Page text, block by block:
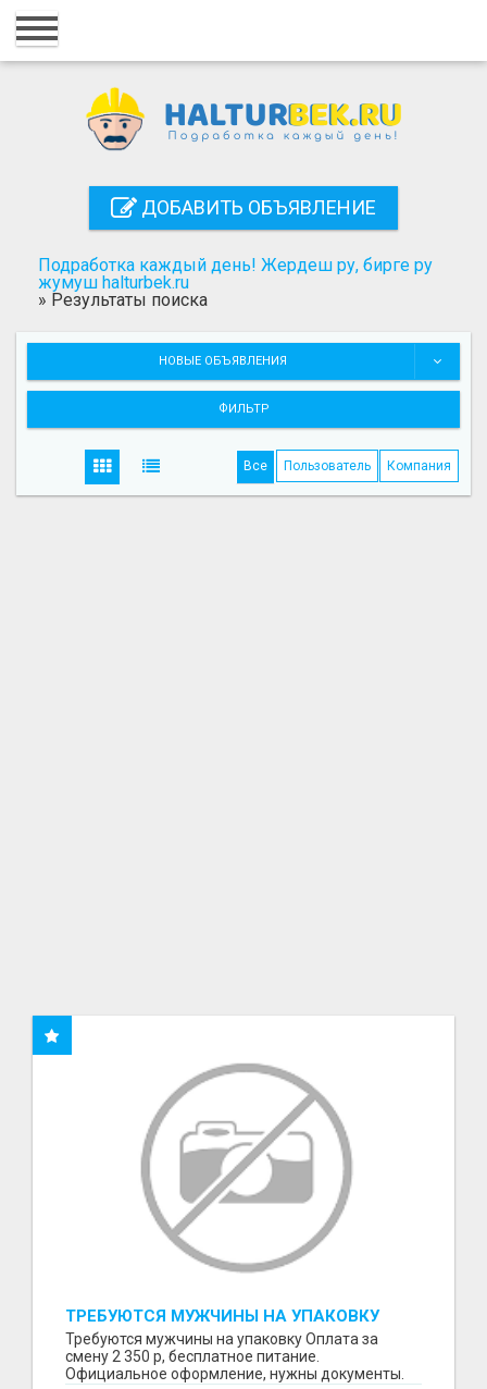
Главная
Регистрация
Поиск
ДОБАВИТЬ ОБЪЯВЛЕНИЕ
Подработка каждый день! Жердеш ру, бирге ру
жумуш halturbek.ru
» Результаты поиска
НОВЫЕ ОБЪЯВЛЕНИЯ
ФИЛЬТР
Все Пользователь Компания
ТРЕБУЮТСЯ МУЖЧИНЫ НА УПАКОВКУ
Требуются мужчины на упаковку Оплата за
смену 2 350 р, бесплатное питание.
Официальное оформление, нужны документы.